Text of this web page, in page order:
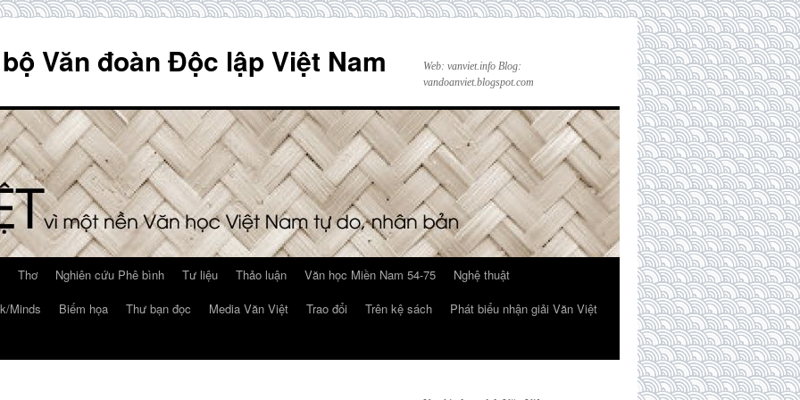
Văn đoàn Độc lập Việt Nam
Web: vanviet.info Blog:
vandoanviet.blogspot.com
Thơ Nghiên cứu Phê bình Tư liệu Thảo luận Văn học Miền Nam 54-75
Nghệ thuật
Minds Biếm họa Thư bạn đọc Media Văn Việt Trao đổi Trên kệ sách
Phát biểu nhận giải Văn Việt